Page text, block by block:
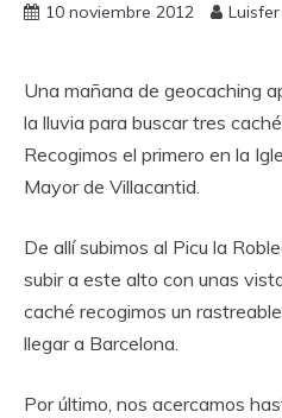
10 noviembre 2012 Luisfer
Una mañana de geocaching
la lluvia para buscar tres
Recogimos el primero en la
Mayor de Villacantid.
De allí subimos al Picu la
subir a este alto con unas
caché recogimos un
llegar a Barcelona.
Por último, nos acercamos